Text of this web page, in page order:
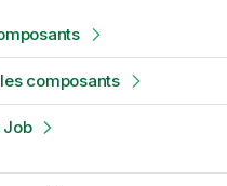
composants
Job